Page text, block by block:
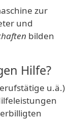
zur
und
bilden
Hilfe?
u.ä.)